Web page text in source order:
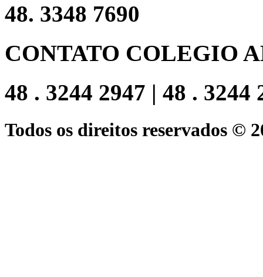
48. 3348 7690
CONTATO COLEGIO
48 . 3244 2947 | 48 . 3244
Todos os direitos reservados ©